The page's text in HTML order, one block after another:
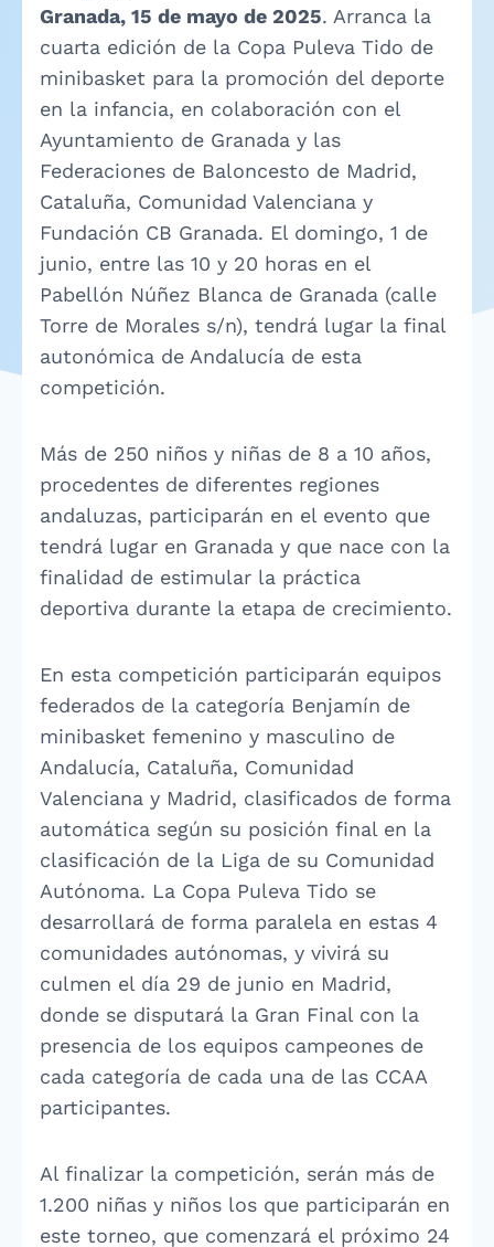
Granada, 15 de mayo de 2025. Arranca la
cuarta edición de la Copa Puleva Tido de
minibasket para la promoción del deporte
en la infancia, en colaboración con el
Ayuntamiento de Granada y las
Federaciones de Baloncesto de Madrid,
Cataluña, Comunidad Valenciana y
Fundación CB Granada. El domingo, 1 de
junio, entre las 10 y 20 horas en el
Pabellón Núñez Blanca de Granada (calle
Torre de Morales s/n), tendrá lugar la final
autonómica de Andalucía de esta
competición.
Más de 250 niños y niñas de 8 a 10 años,
procedentes de diferentes regiones
andaluzas, participarán en el evento que
tendrá lugar en Granada y que nace con la
finalidad de estimular la práctica
deportiva durante la etapa de crecimiento.
En esta competición participarán equipos
federados de la categoría Benjamín de
minibasket femenino y masculino de
Andalucía, Cataluña, Comunidad
Valenciana y Madrid, clasificados de forma
automática según su posición final en la
clasificación de la Liga de su Comunidad
Autónoma. La Copa Puleva Tido se
desarrollará de forma paralela en estas 4
comunidades autónomas, y vivirá su
culmen el día 29 de junio en Madrid,
donde se disputará la Gran Final con la
presencia de los equipos campeones de
cada categoría de cada una de las CCAA
participantes.
Al finalizar la competición, serán más de
1.200 niñas y niños los que participarán en
este torneo, que comenzará el próximo 24